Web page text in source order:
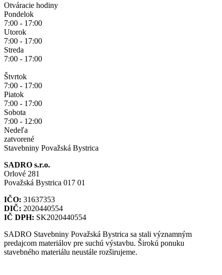
Otváracie hodiny
Pondelok
7:00 - 17:00
Utorok
7:00 - 17:00
Streda
7:00 - 17:00
Štvrtok
7:00 - 17:00
Piatok
7:00 - 17:00
Sobota
7:00 - 12:00
Nedeľa
zatvorené
Stavebniny Považská Bystrica
SADRO s.r.o.
Orlové 281
Považská Bystrica 017 01
IČO: 31637353
DIČ: 2020440554
IČ DPH: SK2020440554
SADRO Stavebniny Považská Bystrica sa stali významným
predajcom materiálov pre suchú výstavbu. Širokú ponuku
stavebného materiálu neustále rozširujeme.